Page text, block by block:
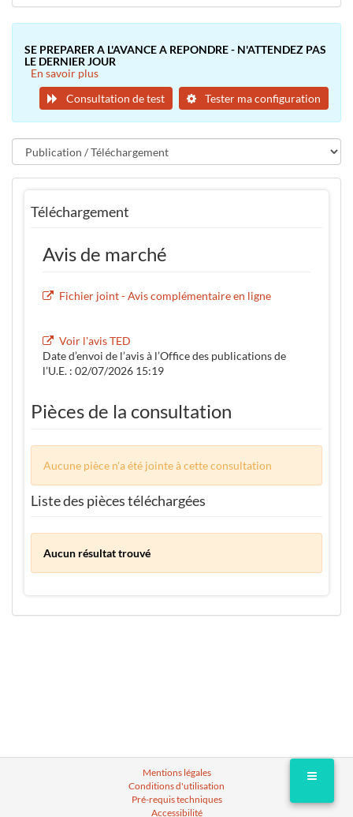
SE PREPARER A L'AVANCE A REPONDRE - N'ATTENDEZ PAS
LE DERNIER JOUR
En savoir plus
Tester ma configuration
Consultation de test
Téléchargement
Avis de marché
Fichier joint - Avis complémentaire en ligne
Voir l'avis TED
Date d’envoi de l’avis à l’Office des publications de
l’U.E. : 02/07/2026 15:19
Pièces de la consultation
Aucune pièce n'a été jointe à cette consultation
Liste des pièces téléchargées
Aucun résultat trouvé
Mentions légales
Conditions d'utilisation
Pré-requis techniques
Accessibilité